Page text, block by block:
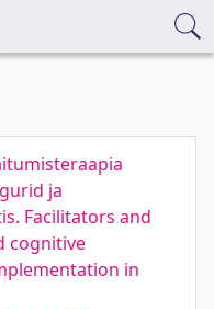
ja
Facilitators and
cognitive
in